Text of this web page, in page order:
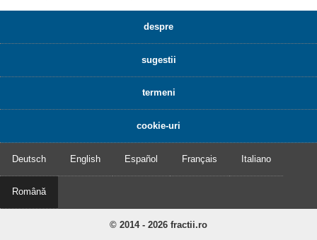
despre
sugestii
termeni
cookie-uri
Deutsch English Español Français Italiano
Română
© 2014 - 2026 fractii.ro